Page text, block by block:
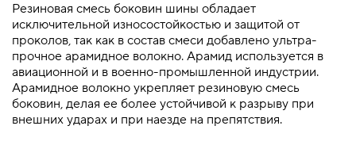
Резиновая смесь боковин шины обладает
исключительной износостойкостью и защитой от
проколов, так как в состав смеси добавлено ультра-
прочное арамидное волокно. Арамид используется в
авиационной и в военно-промышленной индустрии.
Арамидное волокно укрепляет резиновую смесь
боковин, делая ее более устойчивой к разрыву при
внешних ударах и при наезде на препятствия.